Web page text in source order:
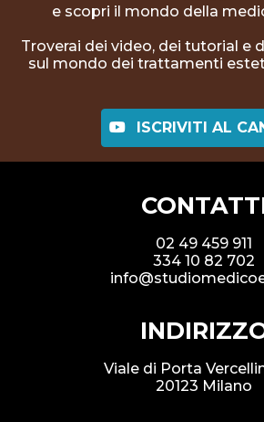
e scopri il mondo della
Troverai dei video, dei tutorial e
sul mondo dei trattamenti
ISCRIVITI AL
02 49 459 911
334 10 82 702
Viale di Porta
20123 Milano